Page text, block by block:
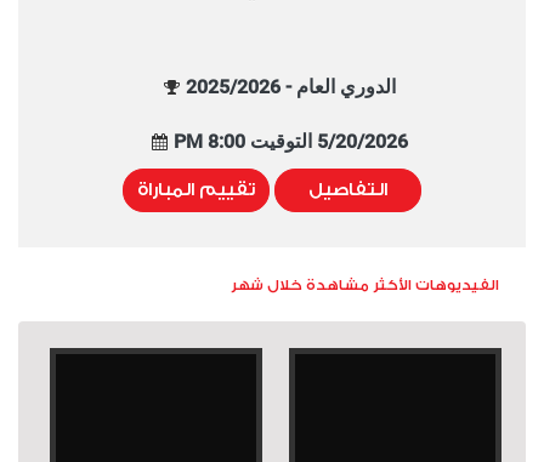
الدوري العام - 2025/2026
5/20/2026 التوقيت 8:00 PM
التفاصيل تقييم المباراة
الفيديوهات الأكثر مشاهدة خلال شهر